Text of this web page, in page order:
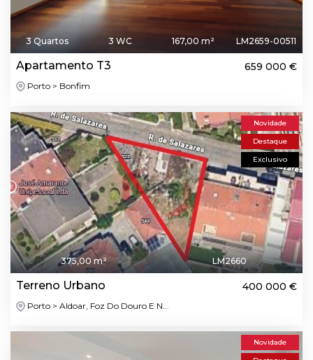
3 Quartos 3 WC 167,00 m² LM2659-00511
Apartamento T3 659 000 €
Porto > Bonfim
Novidade
Destaque
Exclusivo
375,00 m² LM2660
Terreno Urbano 400 000 €
Porto > Aldoar, Foz Do Douro E N...
Novidade